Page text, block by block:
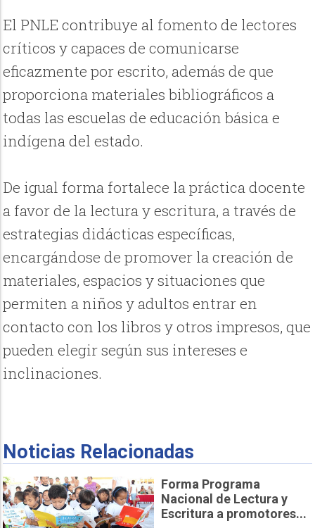
El PNLE contribuye al fomento de lectores
críticos y capaces de comunicarse
eficazmente por escrito, además de que
proporciona materiales bibliográficos a
todas las escuelas de educación básica e
indígena del estado.
De igual forma fortalece la práctica docente
a favor de la lectura y escritura, a través de
estrategias didácticas específicas,
encargándose de promover la creación de
materiales, espacios y situaciones que
permiten a niños y adultos entrar en
contacto con los libros y otros impresos, que
pueden elegir según sus intereses e
inclinaciones.
Noticias Relacionadas
Forma Programa
Nacional de Lectura y
Escritura a promotores...